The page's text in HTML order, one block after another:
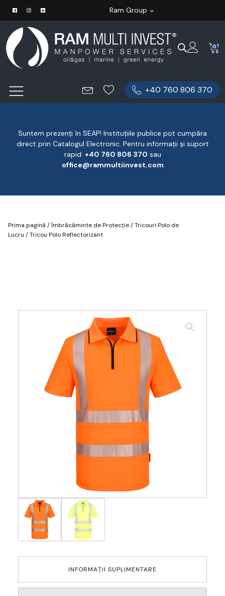
Ram Group
0
+40 760 806 370
Suntem prezenți în SEAP! Instituțiile publice pot cumpăra
direct prin Catalogul Electronic. Pentru informații și suport
rapid: ‪+40 760 806 370 ‬ sau
office@rammultiinvest.com
Prima pagină /Îmbrăcăminte de Protecție/Tricouri Polo de
Lucru / Tricou Polo Reflectorizant
INFORMAȚII SUPLIMENTARE